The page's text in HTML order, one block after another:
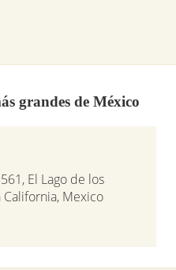
grandes de México
El Lago de los
California, Mexico